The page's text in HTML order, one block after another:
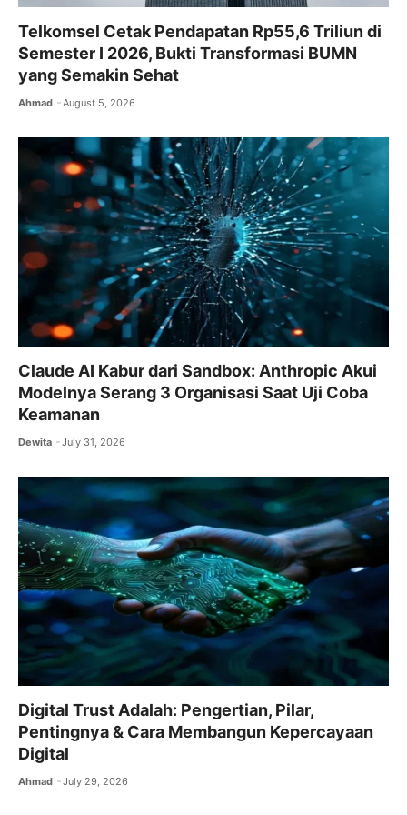
Telkomsel Cetak Pendapatan Rp55,6 Triliun di
Semester I 2026, Bukti Transformasi BUMN
yang Semakin Sehat
Ahmad August 5, 2026
Claude AI Kabur dari Sandbox: Anthropic Akui
Modelnya Serang 3 Organisasi Saat Uji Coba
Keamanan
Dewita July 31, 2026
Digital Trust Adalah: Pengertian, Pilar,
Pentingnya & Cara Membangun Kepercayaan
Digital
Ahmad July 29, 2026